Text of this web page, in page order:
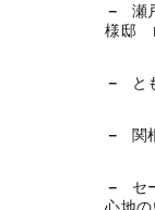
瀬
様邸
と
関
セ
心地